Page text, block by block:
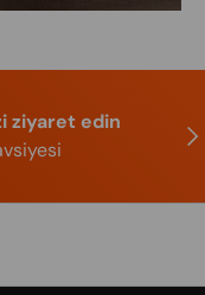
ziyaret edin